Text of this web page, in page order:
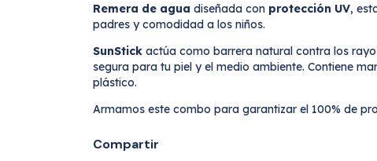
Remera de agua diseñada con protección UV,
padres y comodidad a los niños.
SunStick actúa como barrera natural contra los
segura para tu piel y el medio ambiente. Contiene
plástico.
Armamos este combo para garantizar el 100% de
Compartir